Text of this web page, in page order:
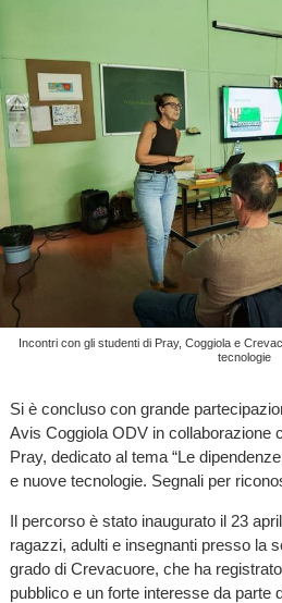
Incontri con gli studenti di Pray, Coggiola e
tecnologie
Si è concluso con grande
Avis Coggiola ODV in collaborazione
Pray, dedicato al tema “Le
e nuove tecnologie. Segnali per
Il percorso è stato inaugurato il 23
ragazzi, adulti e insegnanti presso la
grado di Crevacuore, che ha
pubblico e un forte interesse da parte